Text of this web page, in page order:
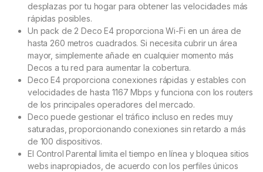
desplazas por tu hogar para obtener las velocidades más
rápidas posibles.
Un pack de 2 Deco E4 proporciona Wi-Fi en un área de
hasta 260 metros cuadrados. Si necesita cubrir un área
mayor, simplemente añade en cualquier momento más
Decos a tu red para aumentar la cobertura.
Deco E4 proporciona conexiones rápidas y estables con
velocidades de hasta 1167 Mbps y funciona con los routers
de los principales operadores del mercado.
Deco puede gestionar el tráfico incluso en redes muy
saturadas, proporcionando conexiones sin retardo a más
de 100 dispositivos.
El Control Parental limita el tiempo en línea y bloquea sitios
webs inapropiados, de acuerdo con los perfiles únicos